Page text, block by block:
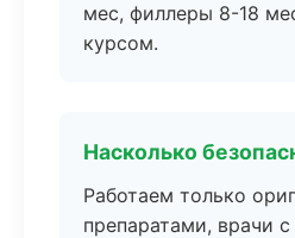
мес, филлеры 8-18
курсом.
Насколько
Работаем только
препаратами, врачи